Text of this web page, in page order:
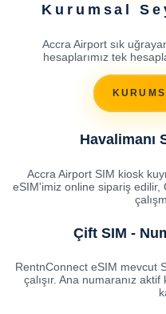
Kurumsal
Accra Airport sık
hesaplarımız tek
Havalimanı
Accra Airport SIM kiosk
eSIM'imiz online sipariş edilir,
Çift SIM -
RentnConnect eSIM mevcut
çalışır. Ana numaranız aktif